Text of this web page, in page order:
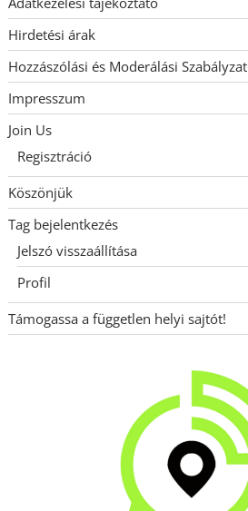
Hirdetési árak
Hozzászólási és Moderálási Szabályzat
Impresszum
Join Us
Regisztráció
Köszönjük
Tag bejelentkezés
Jelszó visszaállítása
Profil
Támogassa a független helyi sajtót!